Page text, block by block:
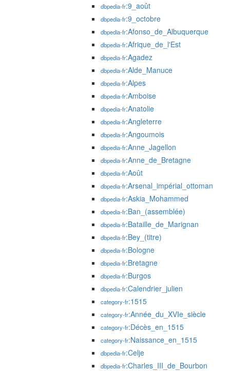
dbpedia-fr:9_août
dbpedia-fr:9_octobre
dbpedia-fr:Afonso_de_Albuquerque
dbpedia-fr:Afrique_de_l'Est
dbpedia-fr:Agadez
dbpedia-fr:Alde_Manuce
dbpedia-fr:Alpes
dbpedia-fr:Amboise
dbpedia-fr:Anatolie
dbpedia-fr:Angleterre
dbpedia-fr:Angoumois
dbpedia-fr:Anne_Jagellon
dbpedia-fr:Anne_de_Bretagne
dbpedia-fr:Août
dbpedia-fr:Arsenal_impérial_ottoman
dbpedia-fr:Askia_Mohammed
dbpedia-fr:Ban_(assemblée)
dbpedia-fr:Bataille_de_Marignan
dbpedia-fr:Bey_(titre)
dbpedia-fr:Bologne
dbpedia-fr:Bretagne
dbpedia-fr:Burgos
dbpedia-fr:Calendrier_julien
category-fr:1515
category-fr:Année_du_XVIe_siècle
category-fr:Décès_en_1515
category-fr:Naissance_en_1515
dbpedia-fr:Celje
dbpedia-fr:Charles_III_de_Bourbon